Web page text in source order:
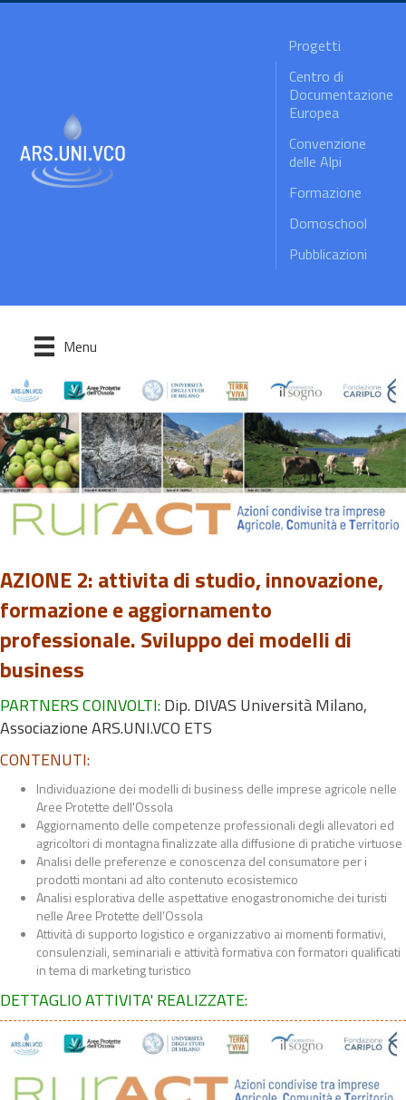
Progetti
Centro di
Documentazione
Europea
Convenzione
delle Alpi
Formazione
Domoschool
Pubblicazioni
Menu
AZIONE 2: attivita di studio, innovazione,
formazione e aggiornamento
professionale. Sviluppo dei modelli di
business
PARTNERS COINVOLTI:Dip. DIVAS Università Milano,
Associazione ARS.UNI.VCO ETS
CONTENUTI:
Individuazione dei modelli di business delle imprese agricole nelle
Aree Protette dell'Ossola
Aggiornamento delle competenze professionali degli allevatori ed
agricoltori di montagna finalizzate alla diffusione di pratiche virtuose
Analisi delle preferenze e conoscenza del consumatore per i
prodotti montani ad alto contenuto ecosistemico
Analisi esplorativa delle aspettative enogastronomiche dei turisti
nelle Aree Protette dell'Ossola
Attività di supporto logistico e organizzativo ai momenti formativi,
consulenziali, seminariali e attività formativa con formatori qualificati
in tema di marketing turistico
DETTAGLIO ATTIVITA' REALIZZATE: